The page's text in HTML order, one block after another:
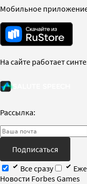
Мобильное
На сайте работает
Рассылка:
Подписаться
Все сразу
Новости Forbes Games